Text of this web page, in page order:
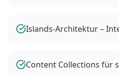
Islands-Architektur –
Content Collections für